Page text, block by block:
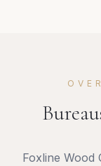
Foxline Wood